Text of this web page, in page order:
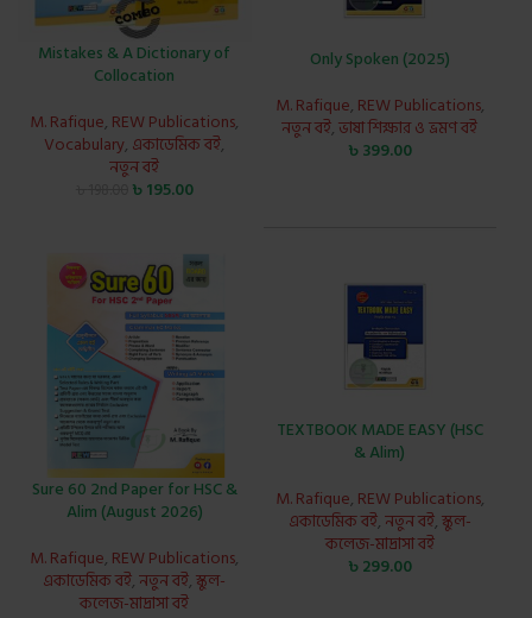
Mistakes & A Dictionary of
Collocation
M. Rafique, REW Publications,
Vocabulary, একাডেমিক বই,
নতুন বই
৳195.00
Only Spoken (2025)
M. Rafique, REW Publications,
নতুন বই,ভাষা শিক্ষার ও ভ্রমণ বই
৳399.00
Sure 60 2nd Paper for HSC &
Alim (August 2026)
M. Rafique, REW Publications,
একাডেমিক বই,নতুন বই,স্কুল-
কলেজ-মাদ্রাসা বই
TEXTBOOK MADE EASY (HSC
& Alim)
M. Rafique, REW Publications,
একাডেমিক বই,নতুন বই,স্কুল-
কলেজ-মাদ্রাসা বই
৳299.00